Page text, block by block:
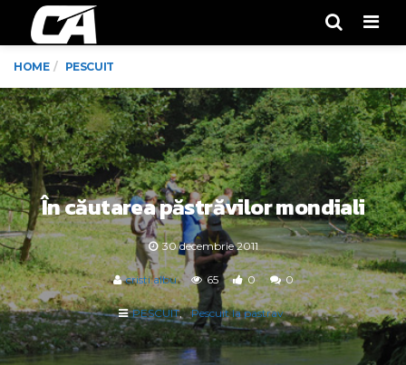
HOME PESCUIT
În căutarea păstrăvilor mondiali
30 decembrie 2011
cristi.albu 65 0 0
PESCUIT Pescuit la pastrav